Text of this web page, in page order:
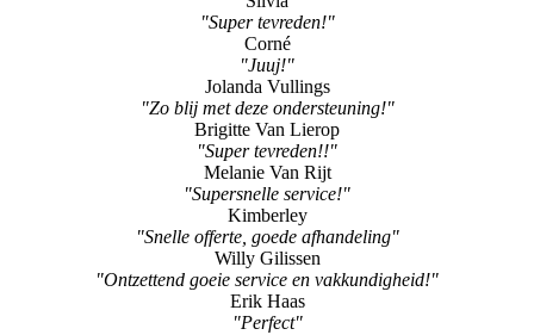
"Aanrader"
Geert Fiddelaers
"Fantastische service!"
Silvia
"Super tevreden!"
Corné
"Juuj!"
Jolanda Vullings
"Zo blij met deze ondersteuning!"
Brigitte Van Lierop
"Super tevreden!!"
Melanie Van Rijt
"Supersnelle service!"
Kimberley
"Snelle offerte, goede afhandeling"